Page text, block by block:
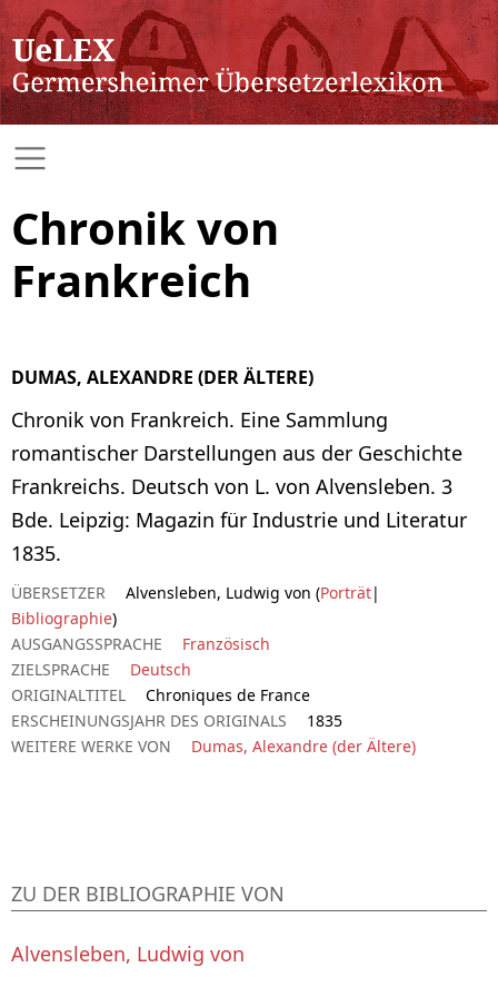
Chronik von
Frankreich
DUMAS, ALEXANDRE (DER ÄLTERE)
Chronik von Frankreich. Eine Sammlung
romantischer Darstellungen aus der Geschichte
Frankreichs. Deutsch von L. von Alvensleben. 3
Bde. Leipzig: Magazin für Industrie und Literatur
1835.
ÜBERSETZER Alvensleben, Ludwig von (Porträt|
Bibliographie)
AUSGANGSSPRACHE
Französisch
ZIELSPRACHE
Deutsch
ORIGINALTITEL
Chroniques de France
ERSCHEINUNGSJAHR DES ORIGINALS
1835
WEITERE WERKE VON
Dumas, Alexandre (der Ältere)
ZU DER BIBLIOGRAPHIE VON
Alvensleben, Ludwig von